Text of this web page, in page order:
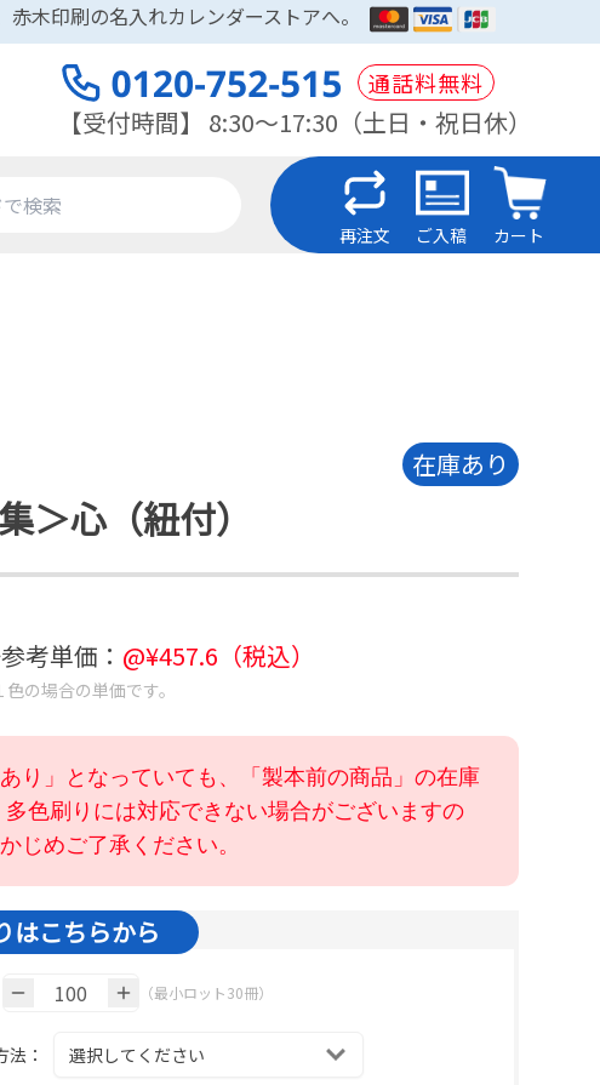
木印刷の名入れカレンダーストアへ。
通話料無料
【受付時間】 8:30～17:30（土日・祝日休）
再注文
ご入稿 カート
在庫あり
＞心（紐付）
考単価： @¥457.6 （税込）
の場合の単価です。
り」となっていても、「製本前の商品」の在庫
多色刷りには対応できない場合がございますの
じめご了承ください。
はこちらから
（最小ロット30冊）
：